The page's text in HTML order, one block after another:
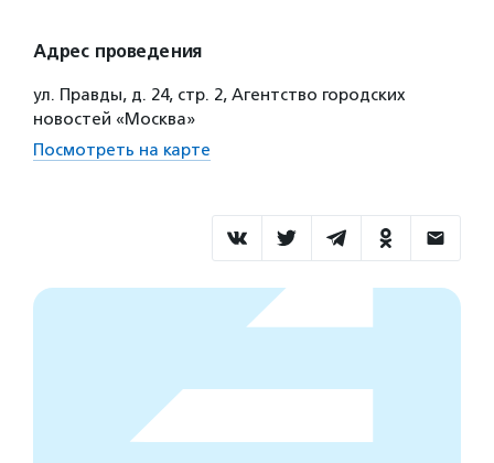
Адрес проведения
ул. Правды, д. 24, стр. 2, Агентство городских
новостей «Москва»
Посмотреть на карте